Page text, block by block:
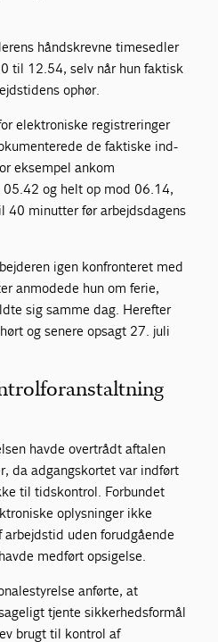
håndskrevne timesedler
til 12.54, selv når hun faktisk
ophør.
elektroniske registreringer
de faktiske ind-
eksempel ankom
og helt op mod 06.14,
40 minutter før arbejdsdagens
igen konfronteret med
anmodede hun om ferie,
sig samme dag. Herefter
og senere opsagt 27. juli
havde overtrådt aftalen
da adgangskortet var indført
til tidskontrol. Forbundet
oplysninger ikke
uden forudgående
medført opsigelse.
anførte, at
tjente sikkerhedsformål
brugt til kontrol af